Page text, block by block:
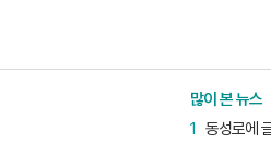
많이 본 뉴스
1